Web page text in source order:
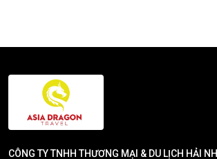
CÔNG TY TNHH THƯƠNG MẠI & DU LỊCH HẢI NHI